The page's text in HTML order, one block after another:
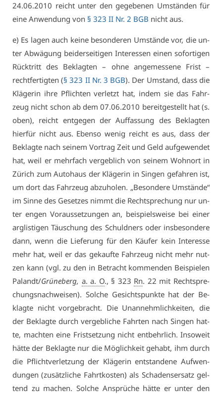
24.06.2010 reicht un­ter den ge­ge­be­nen Um­stän­den für
ei­ne An­wen­dung von § 323 II Nr. 2 BGB nicht aus.
e) Es la­gen auch kei­ne be­son­de­ren Um­stän­de vor, die un­
ter Ab­wä­gung bei­der­sei­ti­gen In­ter­es­sen ei­nen so­for­ti­gen
Rück­tritt des Be­klag­ten – oh­ne an­ge­mes­se­ne Frist –
recht­fer­tig­ten (§ 323 II Nr. 3 BGB). Der Um­stand, dass die
Klä­ge­rin ih­re Pflich­ten ver­letzt hat, in­dem sie das Fahr­
zeug nicht schon ab dem 07.06.2010 be­reit­ge­stellt hat (s.
oben), reicht ent­ge­gen der Auf­fas­sung des Be­klag­ten
hier­für nicht aus. Eben­so we­nig reicht es aus, dass der
Be­klag­te nach sei­nem Vor­trag Zeit und Geld auf­ge­wen­det
hat, weil er mehr­fach ver­geb­lich von sei­nem Wohn­ort in
Zü­rich zum Au­to­haus der Klä­ge­rin in Sin­gen ge­fah­ren ist,
um dort das Fahr­zeug ab­zu­ho­len. „Be­son­de­re Um­stän­de“
im Sin­ne des Ge­set­zes nimmt die Recht­spre­chung nur un­
ter en­gen Vor­aus­set­zun­gen an, bei­spiels­wei­se bei ei­ner
arg­lis­ti­gen Täu­schung des Schuld­ners oder ins­be­son­de­re
dann, wenn die Lie­fe­rung für den Käu­fer kein In­ter­es­se
mehr hat, weil er das ge­kauf­te Fahr­zeug nicht mehr nut­
zen kann (vgl. zu den in Be­tracht kom­men­den Bei­spie­len
Pa­landt/Grü­ne­berg, a. a. O., § 323 Rn. 22 mit Recht­spre­
chungs­nach­wei­sen). Sol­che Ge­sichts­punk­te hat der Be­
klag­te nicht vor­ge­bracht. Die Un­an­nehm­lich­kei­ten, die
der Be­klag­te durch ver­geb­li­che Fahr­ten nach Sin­gen hat­
te, mach­ten ei­ne Frist­set­zung nicht ent­behr­lich. In­so­weit
hät­te der Be­klag­te nur die Mög­lich­keit ge­habt, ihm durch
die Pflicht­ver­let­zung der Klä­ge­rin ent­stan­de­ne Auf­wen­
dun­gen (zu­sätz­li­che Fahrt­kos­ten) als Scha­dens­er­satz gel­
tend zu ma­chen. Sol­che An­sprü­che hät­te er un­ter den